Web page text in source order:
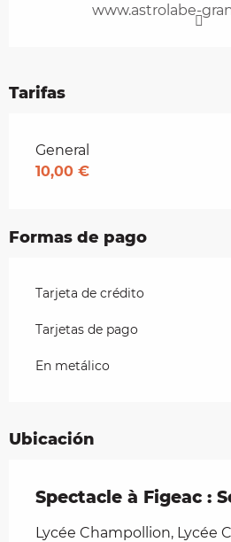
www.astrolabe-
Tarifas
Tarifas 2026
General
10,00 €
Formas de pago
Tarjeta de crédito
Tarjetas de pago
En metálico
Ubicación
Spectacle à Figeac :
Lycée Champollion, Lycée